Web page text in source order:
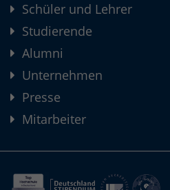
Schüler und Lehrer
Studierende
Alumni
Unternehmen
Presse
Mitarbeiter